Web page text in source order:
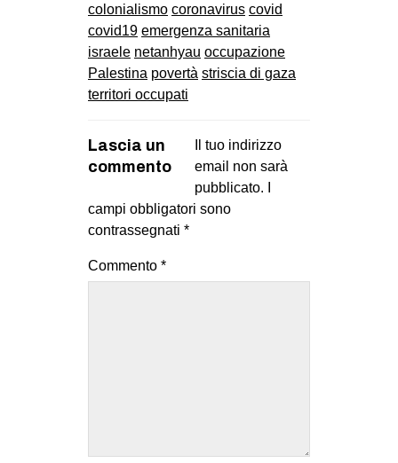
ms
SEARCH
colonialismo coronavirus covid
covid19 emergenza sanitaria
israele netanhyau occupazione
Palestina povertà striscia di gaza
territori occupati
Lascia un
commento
Il tuo indirizzo
email non sarà
pubblicato.
campi obbligatori sono
contrassegnati *
Commento *